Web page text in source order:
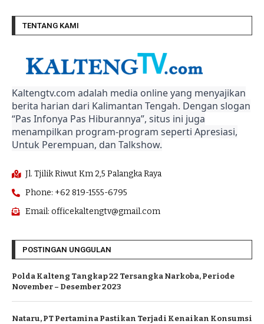
TENTANG KAMI
Kaltengtv.com adalah media online yang menyajikan
berita harian dari Kalimantan Tengah. Dengan slogan
“Pas Infonya Pas Hiburannya”, situs ini juga
menampilkan program-program seperti Apresiasi,
Untuk Perempuan, dan Talkshow.
Jl. Tjilik Riwut Km 2,5 Palangka Raya
Phone: +62 819-1555-6795
Email: officekaltengtv@gmail.com
POSTINGAN UNGGULAN
Polda Kalteng Tangkap 22 Tersangka Narkoba, Periode
November – Desember 2023
Nataru, PT Pertamina Pastikan Terjadi Kenaikan Konsumsi